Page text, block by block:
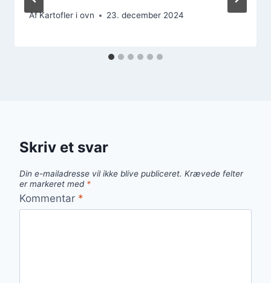
AfKartofler i ovn 23. december 2024
Skriv et svar
Din e-mailadresse vil ikke blive publiceret. Krævede felter
er markeret med *
Kommentar *